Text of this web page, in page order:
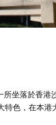
所坐落於香港
色，在本港